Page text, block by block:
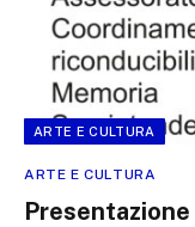
ARTE E CULTURA
ARTE E CULTURA